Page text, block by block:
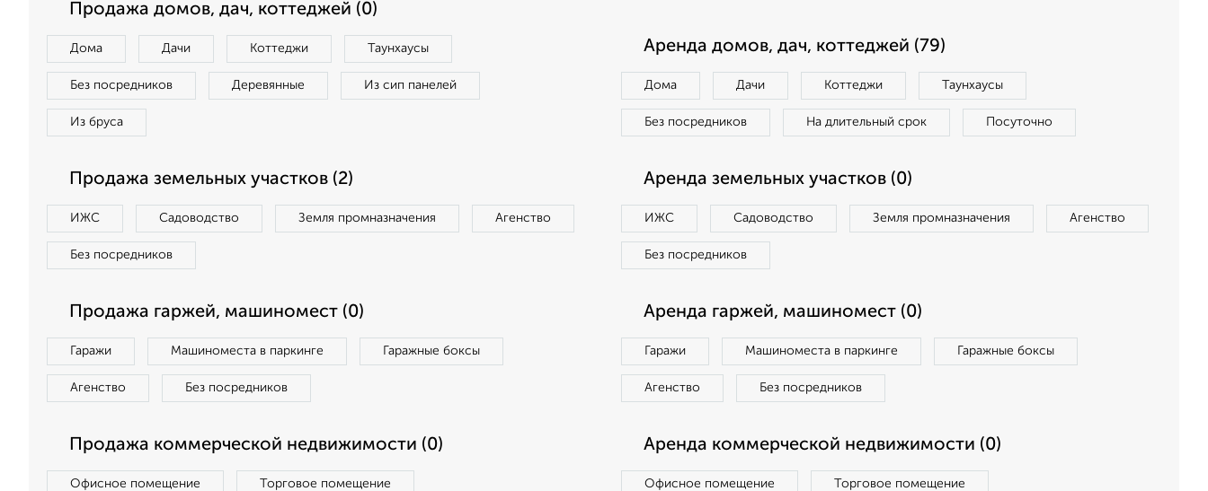
Продажа домов, дач, коттеджей (0)
Дома Дачи Коттеджи Таунхаусы
Без посредников Деревянные Из сип панелей
Из бруса
Аренда домов, дач, коттеджей (79)
Дома Дачи Коттеджи Таунхаусы
Без посредников На длительный срок Посуточно
Продажа земельных участков (2)
ИЖС Садоводство Земля промназначения Агенство
Без посредников
Аренда земельных участков (0)
ИЖС Садоводство Земля промназначения Агенство
Без посредников
Продажа гаржей, машиномест (0)
Гаражи Машиноместа в паркинге Гаражные боксы
Агенство Без посредников
Аренда гаржей, машиномест (0)
Гаражи Машиноместа в паркинге Гаражные боксы
Агенство Без посредников
Продажа коммерческой недвижимости (0)
Офисное помещение Торговое помещение
Аренда коммерческой недвижимости (0)
Офисное помещение Торговое помещение